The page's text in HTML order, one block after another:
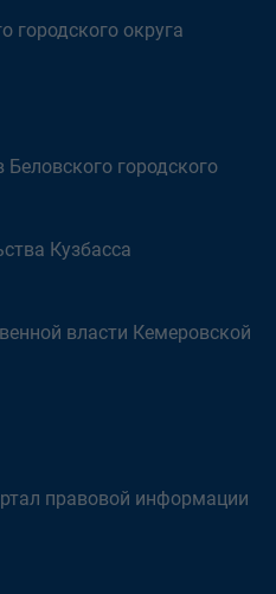
городского округа
городского
Кузбасса
власти Кемеровской
правовой информации